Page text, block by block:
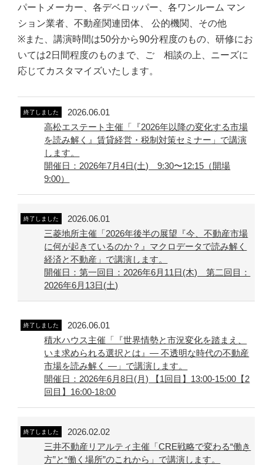
パートメーカー、各デベロッパー、各ワンルーム マン
ション業者、不動産関連団体、 公的機関、その他
※また、講演時間は50分から90分程度のもの、研修にお
いては2日間程度のものまで、ご゙相談の上、ニーズに
応じてカスタマイズいたします。
終了しました
2026.06.01
高松エステート主催「『2026年以降の変化する市場
を読み解く』賃貸経営・税制対策セミナー」で講演
します。
開催日：2026年7月4日(土) 9:30〜12:15（開場
9:00）
終了しました
2026.06.01
三菱地所主催「2026年後半の展望『今、不動産市場
に何が起きているのか？』マクロデータで読み解く
経済と不動産」で講演します。
開催日：第一回目：2026年6月11日(木) 第二回目：
2026年6月13日(土)
終了しました
2026.06.01
積水ハウス主催「『世界情勢と市況変化を踏まえ、
いま求められる選択とは』― 不透明な時代の不動産
市場を読み解く ―」で講演します。
開催日：2026年6月8日(月) 【1回目】13:00-15:00【2
回目】16:00-18:00
終了しました
2026.02.02
三井不動産リアルティ主催「CRE戦略で変わる“働き
方”と“働く場所”のこれから」で講演します。